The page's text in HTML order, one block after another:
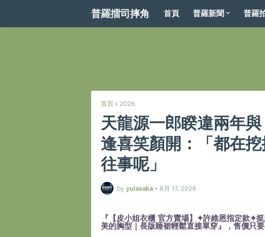
普羅擂司摔角 首頁 普羅新聞 普羅
首頁 2026
天龍源一郎睽違兩年
逢喜笑顏開：「都在
往事呢」
by yuiasaka • 6月 17, 2026
『【皮小姐衣櫃 官方賣場】✦許維恩指定款✦
美的胸型｜長版睡裙輕鬆直接單穿』，售價只